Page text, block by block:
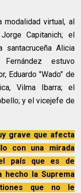
virtual, al
Capitanich; el
santacruceña Alicia
estuvo
Eduardo "Wado" de
Vilma Ibarra; el
y el vicejefe de
grave que afecta
con una mirada
país que es de
hecho la Suprema
que no le